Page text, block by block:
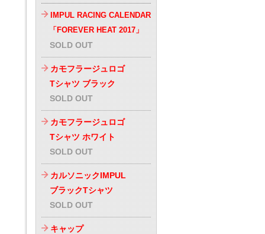
IMPUL RACING CALENDAR
「FOREVER HEAT 2017」
SOLD OUT
カモフラージュロゴ
Tシャツ ブラック
SOLD OUT
カモフラージュロゴ
Tシャツ ホワイト
SOLD OUT
カルソニックIMPUL
ブラックTシャツ
SOLD OUT
キャップ